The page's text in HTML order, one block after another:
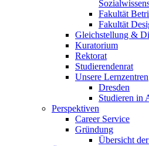
Fakultät
Fakultät
Gleichstellung &
Kuratorium
Rektorat
Studierendenrat
Unsere Lernzentren
Dresden
Studieren in
Perspektiven
Career Service
Gründung
Übersicht